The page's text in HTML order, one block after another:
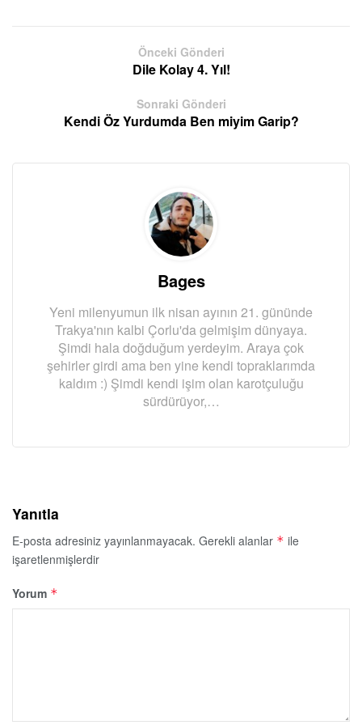
Önceki Gönderi
Dile Kolay 4. Yıl!
Sonraki Gönderi
Kendi Öz Yurdumda Ben miyim Garip?
Bages
Yeni milenyumun ilk nisan ayının 21. gününde
Trakya'nın kalbi Çorlu'da gelmişim dünyaya.
Şimdi hala doğduğum yerdeyim. Araya çok
şehirler girdi ama ben yine kendi topraklarımda
kaldım :) Şimdi kendi işim olan karotçuluğu
sürdürüyor,…
Yanıtla
E-posta adresiniz yayınlanmayacak. Gerekli alanlar * ile
işaretlenmişlerdir
Yorum *